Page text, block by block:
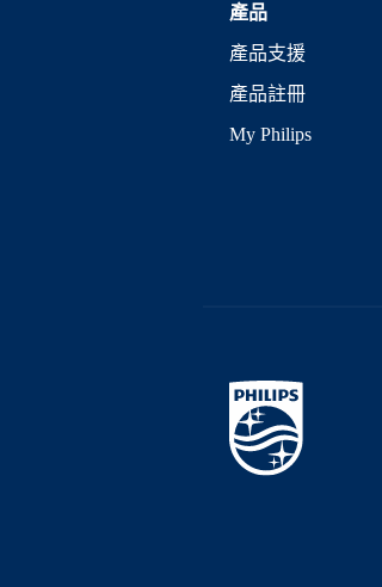
產品
產品支援
產品註冊
My Philips